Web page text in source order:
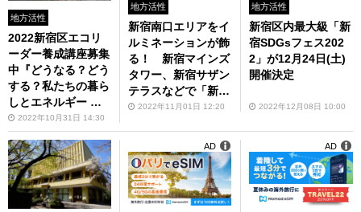
地方活性
2022新宿区エコリ
ーダー養成講座募集
中『どうなる？どう
する？私たちの暮ら
しとエネルギー ～
金曜夜は、みんなで
エコ活！～』（全7
回）
2022年10月31日 14:30
地方活性
新宿南口エリアをイ
ルミネーションが飾
る！ 新宿マインズ
タワー、新宿サザン
テラスなどで「新宿
ミナミルミ」を開催
2022年11月01日 12:20
地方活性
新宿区内最大級「新
宿SDGsフェス202
2」が12月24日(土)
開催決定
2022年12月08日 10:00
AD AD